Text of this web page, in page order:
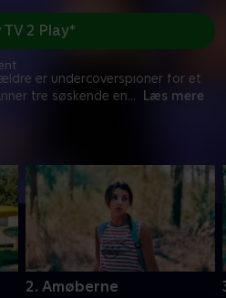
er undercoverspioner for et
tre søskende en... Læs mere
TV 2 Play*
2. Amøberne